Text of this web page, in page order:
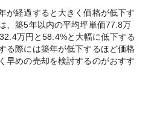
が経過すると大きく価格が低下す
、築5年以内の平均坪単価77.8万
万円と58.4%と大幅に低下する
る際には築年が低下するほど価格
早めの売却を検討するのがおすす